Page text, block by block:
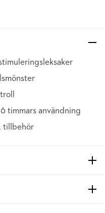
timmars användning
tillbehör